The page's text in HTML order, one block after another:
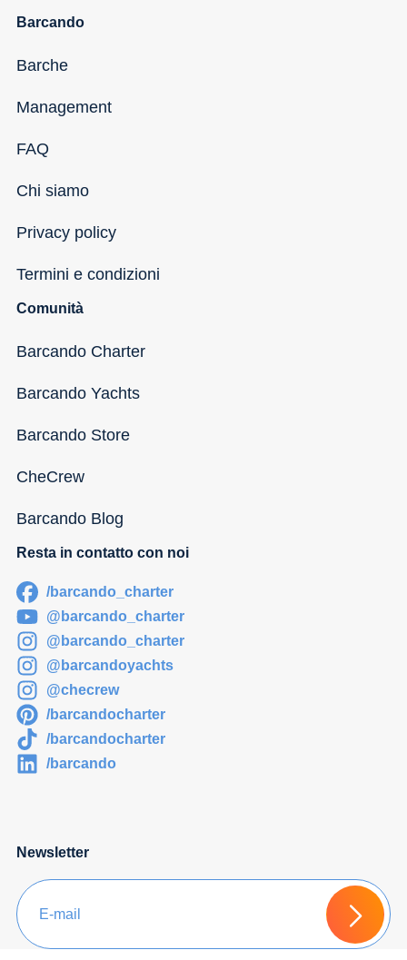
Barcando
Barche
Management
FAQ
Chi siamo
Privacy policy
Termini e condizioni
Comunità
Barcando Charter
Barcando Yachts
Barcando Store
CheCrew
Barcando Blog
Resta in contatto con noi
/barcando_charter
@barcando_charter
@barcando_charter
@barcandoyachts
@checrew
/barcandocharter
/barcandocharter
/barcando
Newsletter